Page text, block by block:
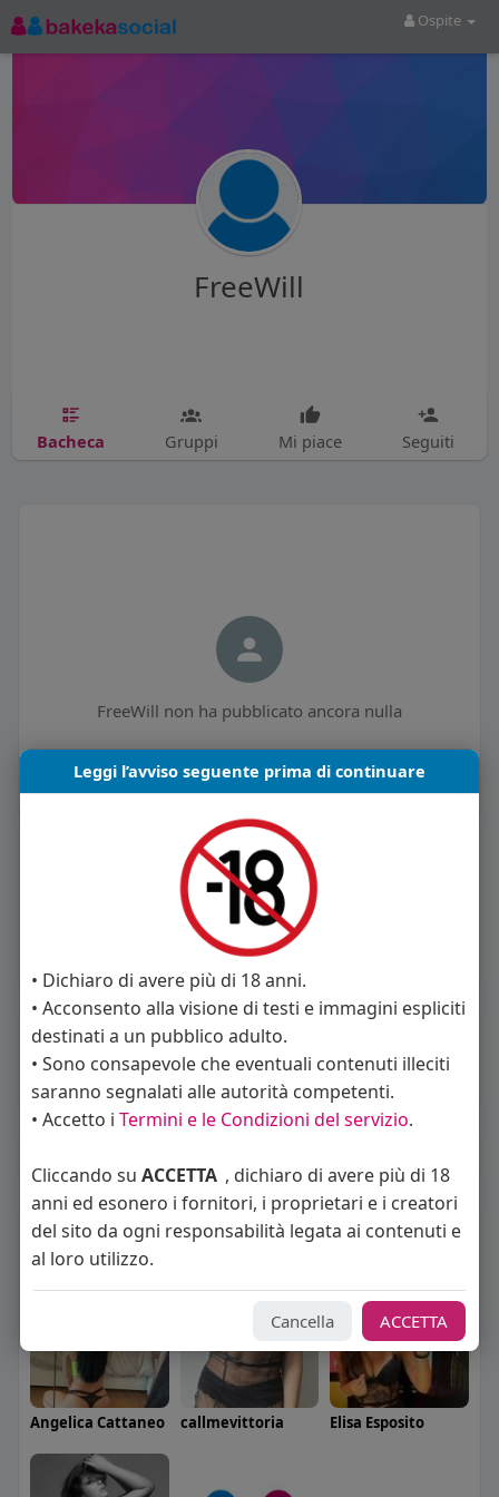
Ospite
FreeWill
Bacheca Gruppi Mi piace Seguiti
FreeWill non ha pubblicato ancora nulla
Informazioni Utente
About
Sto cercando: donne
Seguiti (5)
Angelica Cattaneo callmevittoria Elisa Esposito
Leggi l’avviso seguente prima di continuare
• Dichiaro di avere più di 18 anni.
• Acconsento alla visione di testi e immagini espliciti
destinati a un pubblico adulto.
• Sono consapevole che eventuali contenuti illeciti
saranno segnalati alle autorità competenti.
• Accetto i Termini e le Condizioni del servizio.
Cliccando su ACCETTA , dichiaro di avere più di 18
anni ed esonero i fornitori, i proprietari e i creatori
del sito da ogni responsabilità legata ai contenuti e
al loro utilizzo.
Cancella ACCETTA